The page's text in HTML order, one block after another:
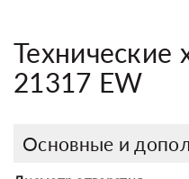
Технические
21317 EW
Основные и